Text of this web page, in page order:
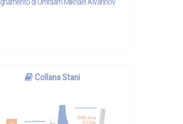
Collana Stani